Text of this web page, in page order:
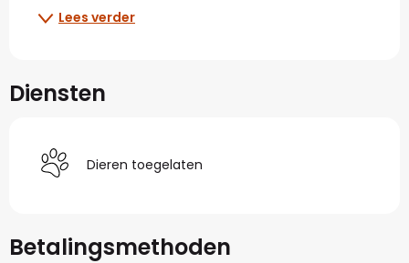
Lees verder
Diensten
Dieren toegelaten
Betalingsmethoden